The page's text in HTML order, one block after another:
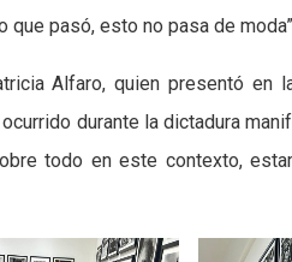
que pasó, esto no pasa de
Alfaro, quien presentó
durante la dictadura
todo en este contexto,